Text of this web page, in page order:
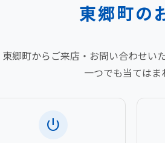
東郷町の
東郷町からご来店・お問い合わせい
一つでも当てはま
power_settings_new